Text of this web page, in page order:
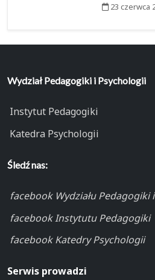
23 czerwca
Wydział Pedagogiki i Psychologii
Instytut Pedagogiki
Katedra Psychologii
Śledź nas:
facebook Wydziału Pedagogiki
facebook Instytutu Pedagogiki
facebook Katedry Psychologii
Serwis prowadzi